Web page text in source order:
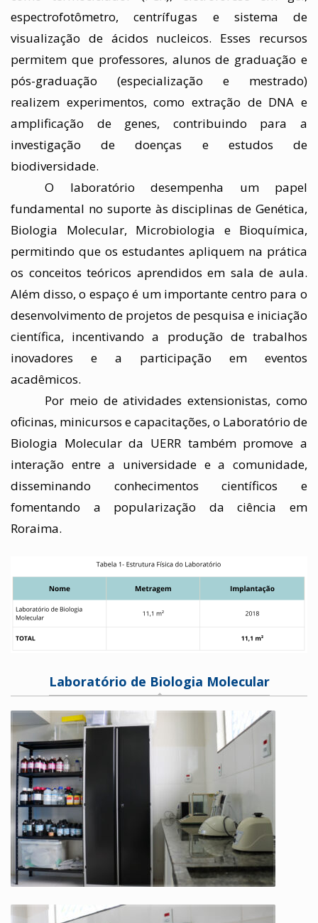
espectrofotômetro, centrífugas e sistema de
visualização de ácidos nucleicos. Esses recursos
permitem que professores, alunos de graduação e
pós-graduação (especialização e mestrado)
realizem experimentos, como extração de DNA e
amplificação de genes, contribuindo para a
investigação de doenças e estudos de
biodiversidade.
O laboratório desempenha um papel
fundamental no suporte às disciplinas de Genética,
Biologia Molecular, Microbiologia e Bioquímica,
permitindo que os estudantes apliquem na prática
os conceitos teóricos aprendidos em sala de aula.
Além disso, o espaço é um importante centro para o
desenvolvimento de projetos de pesquisa e iniciação
científica, incentivando a produção de trabalhos
inovadores e a participação em eventos
acadêmicos.
Por meio de atividades extensionistas, como
oficinas, minicursos e capacitações, o Laboratório de
Biologia Molecular da UERR também promove a
interação entre a universidade e a comunidade,
disseminando conhecimentos científicos e
fomentando a popularização da ciência em
Roraima.
Laboratório de Biologia Molecular